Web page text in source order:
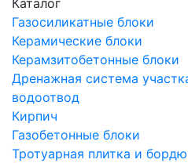
Газосиликатные блоки
Керамические блоки
Керамзитобетонные блоки
Дренажная система
водоотвод
Кирпич
Газобетонные блоки
Тротуарная плитка и